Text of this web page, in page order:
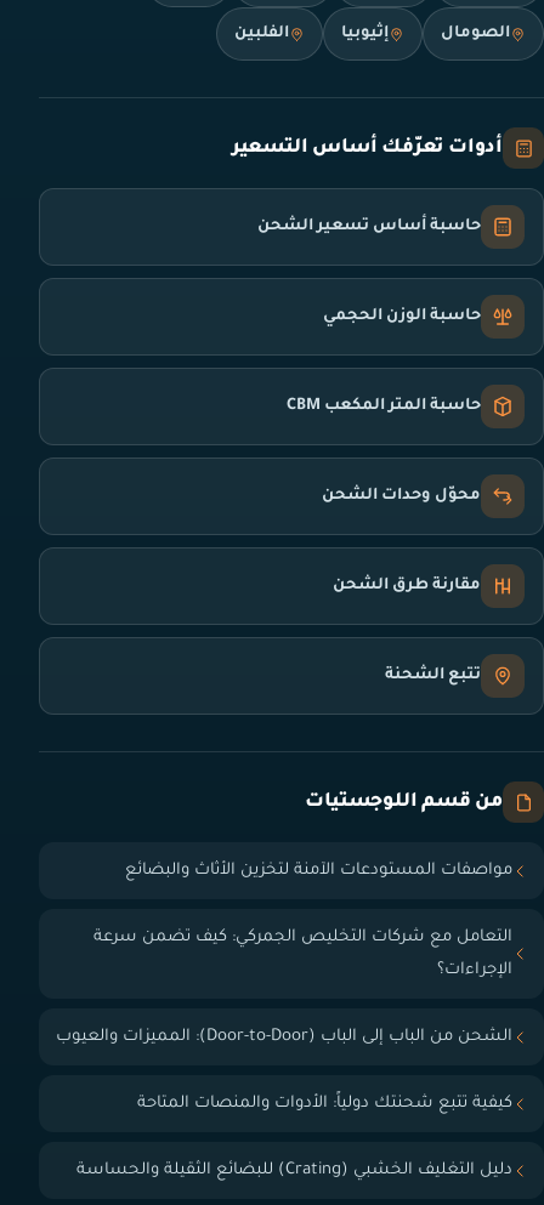
الصومال إثيوبيا الفلبين
أدوات تعرّفك أساس التسعير
حاسبة أساس تسعير الشحن
حاسبة الوزن الحجمي
حاسبة المتر المكعب CBM
محوّل وحدات الشحن
مقارنة طرق الشحن
تتبع الشحنة
من قسم اللوجستيات
مواصفات المستودعات الآمنة لتخزين الأثاث والبضائع
التعامل مع شركات التخليص الجمركي: كيف تضمن سرعة
الإجراءات؟
الشحن من الباب إلى الباب (Door-to-Door): المميزات والعيوب
كيفية تتبع شحنتك دولياً: الأدوات والمنصات المتاحة
دليل التغليف الخشبي (Crating) للبضائع الثقيلة والحساسة